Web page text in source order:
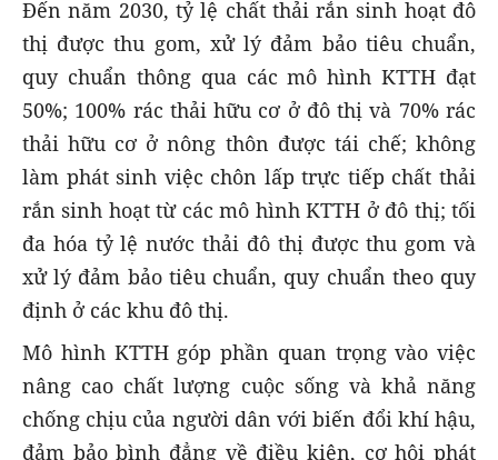
Đến năm 2030, tỷ lệ chất thải rắn sinh hoạt đô
thị được thu gom, xử lý đảm bảo tiêu chuẩn,
quy chuẩn thông qua các mô hình KTTH đạt
50%; 100% rác thải hữu cơ ở đô thị và 70% rác
thải hữu cơ ở nông thôn được tái chế; không
làm phát sinh việc chôn lấp trực tiếp chất thải
rắn sinh hoạt từ các mô hình KTTH ở đô thị; tối
đa hóa tỷ lệ nước thải đô thị được thu gom và
xử lý đảm bảo tiêu chuẩn, quy chuẩn theo quy
định ở các khu đô thị.
Mô hình KTTH góp phần quan trọng vào việc
nâng cao chất lượng cuộc sống và khả năng
chống chịu của người dân với biến đổi khí hậu,
đảm bảo bình đẳng về điều kiện, cơ hội phát